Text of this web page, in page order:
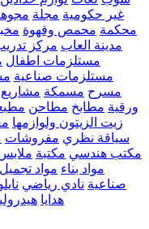
غير حكومية مجلة
محكمة محمص وقهوة
مدينة العاب مركز
مستلزمات اطفال
مستلزمات صناعية
مسرح مسمكة
ورقية مطابخ مطاحن
زيت الزيتون ولوازمها
سياقة نظري مفروشات
مكتب هندسي مكتبة
مواد بناء مواد تجميل
صناعية نادي رياضي
هدايا